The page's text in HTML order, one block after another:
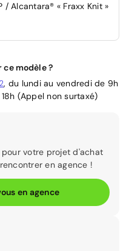
Alcantara® « Fraxx Knit »
ce modèle ?
, du lundi au vendredi de 9h
(Appel non surtaxé)
votre projet d'achat
en agence !
en agence